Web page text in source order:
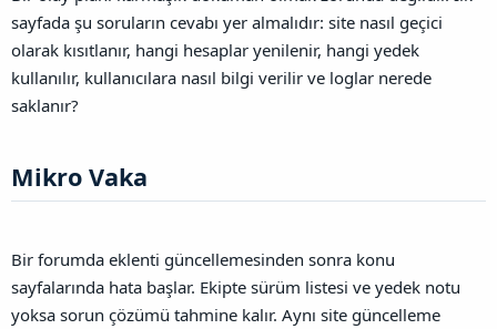
sayfada şu soruların cevabı yer almalıdır: site nasıl geçici
olarak kısıtlanır, hangi hesaplar yenilenir, hangi yedek
kullanılır, kullanıcılara nasıl bilgi verilir ve loglar nerede
saklanır?
Mikro Vaka​
Bir forumda eklenti güncellemesinden sonra konu
sayfalarında hata başlar. Ekipte sürüm listesi ve yedek notu
yoksa sorun çözümü tahmine kalır. Aynı site güncelleme